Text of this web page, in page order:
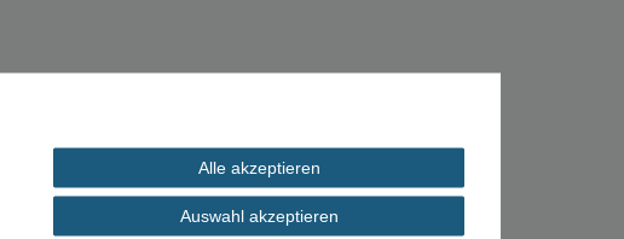
Alle akzeptieren
Auswahl akzeptieren